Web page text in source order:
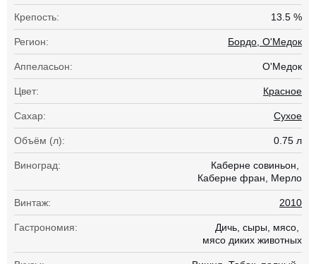
Крепость: 13.5 %
Регион: Бордо, О'Медок
Аппеласьон: О'Медок
Цвет: Красное
Сахар: Сухое
Объём (л): 0.75 л
Виноград:
Каберне совиньон
Каберне фран
Мерло
Винтаж: 2010
Гастрономия: Дичь сыры
мясо
мясо диких животных